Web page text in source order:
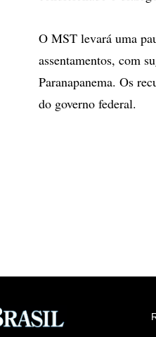
O MST levará uma
assentamentos, com
Paranapanema. Os
do governo federal.